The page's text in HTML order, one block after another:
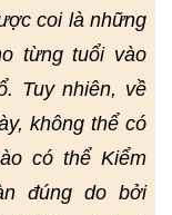
coi là những
từng tuổi vào
Tuy nhiên, về
không thể có
có thể Kiểm
đúng do bởi